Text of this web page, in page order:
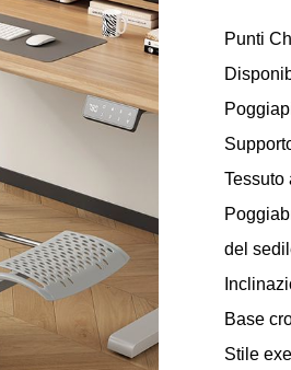
Punti
Tessuto
del
Base
Stile